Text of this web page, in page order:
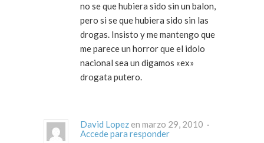
no se que hubiera sido sin un balon,
pero si se que hubiera sido sin las
drogas. Insisto y me mantengo que
me parece un horror que el idolo
nacional sea un digamos «ex»
drogata putero.
David Lopez
en marzo 29, 2010 ·
Accede para responder